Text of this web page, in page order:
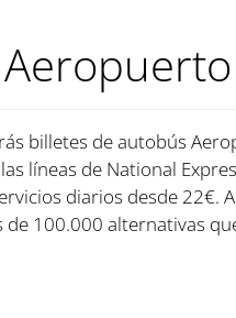
billetes de autobús
líneas de National
diarios desde 22€.
de 100.000 alternativas